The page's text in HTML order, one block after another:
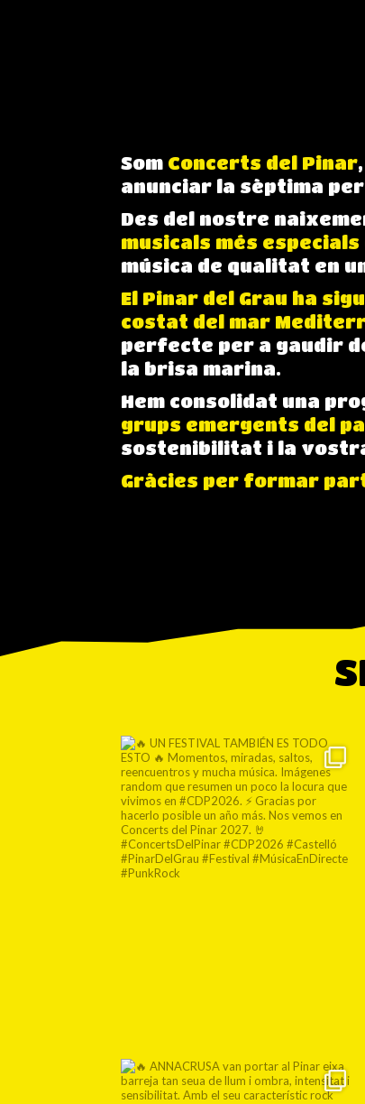
Som Concerts del Pinar
anunciar la sèptima per
Des del nostre
musicals més
música de qualitat en
El Pinar del Grau ha
costat del mar
perfecte per a gaudir
la brisa marina.
Hem consolidat una
grups emergents del
sostenibilitat i la
Gràcies per formar